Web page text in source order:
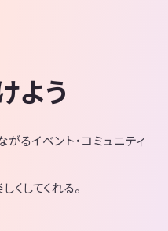
よう
るイベント・コミュニティ
くしてくれる。